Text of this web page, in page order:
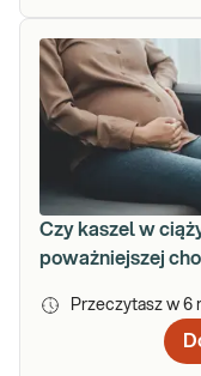
Czy kaszel w
poważniejszej
Przeczytasz w 6